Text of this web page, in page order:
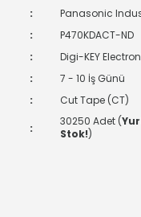
: Panasonic
: P470KDACT-ND
: Digi-KEY
: 7 - 10 İş Günü
: Cut Tape (CT)
: 30250 Adet (
Stok!)